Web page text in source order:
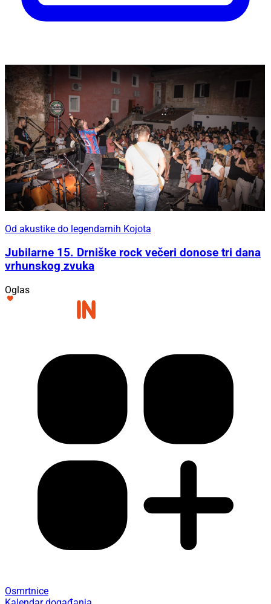
Od akustike do legendarnih Kojota
Jubilarne 15. Drniške rock večeri donose tri dana
vrhunskog zvuka
Oglas
Osmrtnice